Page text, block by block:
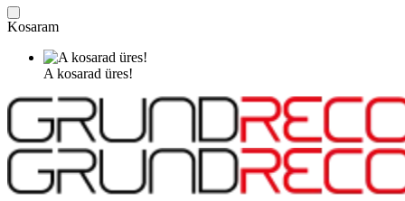
Kosaram
A kosarad üres!